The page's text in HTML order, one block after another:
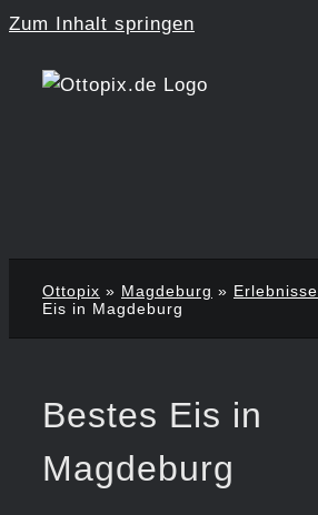
Zum Inhalt springen
Ottopix » Magdeburg » Erlebnisse
Eis in Magdeburg
Bestes Eis in
Magdeburg